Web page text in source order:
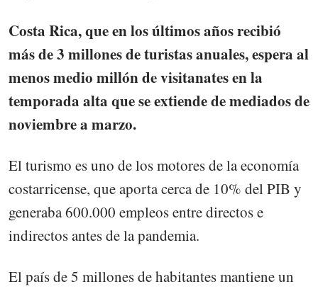
Costa Rica, que en los últimos años recibió
más de 3 millones de turistas anuales, espera al
menos medio millón de visitanates en la
temporada alta que se extiende de mediados de
noviembre a marzo.
El turismo es uno de los motores de la economía
costarricense, que aporta cerca de 10% del PIB y
generaba 600.000 empleos entre directos e
indirectos antes de la pandemia.
El país de 5 millones de habitantes mantiene un